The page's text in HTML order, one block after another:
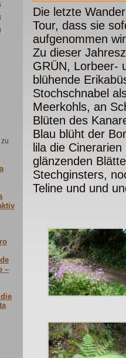
zu
–
Die letzte
Tour, dass sie
aufgenommen
Zu dieser
GRÜN, Lorbeer-
blühende
Stochschnabel
Meerkohls, an
Blüten des
Blau blüht der
lila die
glänzenden
Stechginsters,
Teline und und